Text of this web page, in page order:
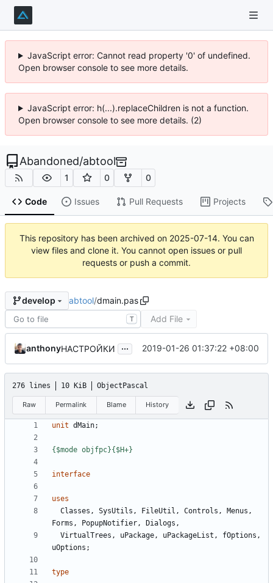
JavaScript error: Cannot read property '0' of undefined.
Open browser console to see more details.
JavaScript error: h(...).replaceChildren is not a function.
Open browser console to see more details. (2)
Abandoned/abtool
1 0 0
Code Issues Pull Requests Projects
This repository has been archived on 2025-07-14. You can
view files and clone it. You cannot open issues or pull
requests or push a commit.
develop abtool/dmain.pas
T Add File
anthonyНАСТРОЙКИ ... 2019-01-26 01:37:22 +08:00
276 lines 10 KiB ObjectPascal
Raw Permalink Blame History
unit dMain;
{$mode objfpc}{$H+}
interface
uses
Classes , SysUtils , FileUtil , Controls , Menus ,
Forms , PopupNotifier, Dialogs ,
VirtualTrees , uPackage, uPackageList , fOptions ,
uOptions ;
type